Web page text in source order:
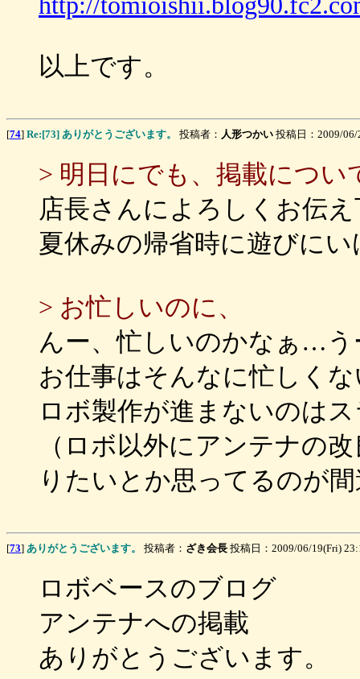
以上です。
[74] Re:[73] ありがとうございます。 投稿者： 人形つかい 投稿日：2009/
> 明日にでも、掲載につ
店長さんによろしくお伝
夏休みの帰省時に遊びに
> お忙しいのに、
んー、忙しいのかなぁ…う
お仕事はそんなに忙しく
ロボ製作が進まないのは
（ロボ以外にアンテナの
りたいとか思ってるのが
[73] ありがとうございます。 投稿者： ざき会長 投稿日：2009/06/19(Fri)
ロボベースのブログ
アンテナへの掲載
ありがとうございます。